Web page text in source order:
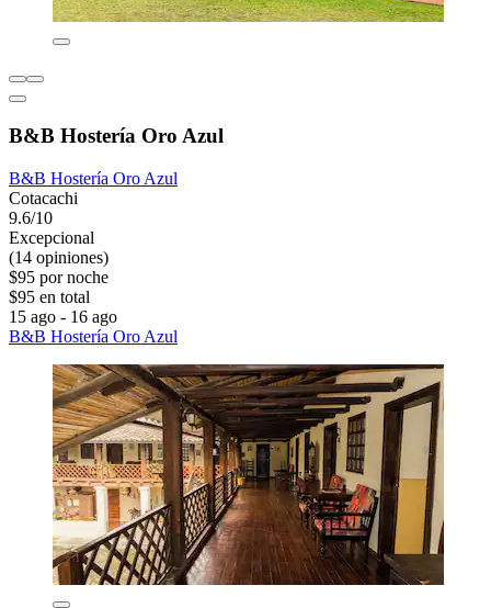
B&B Hostería Oro Azul
B&B Hostería Oro Azul
Cotacachi
9.6/10
Excepcional
(14 opiniones)
$95 por noche
$95 en total
15 ago - 16 ago
B&B Hostería Oro Azul